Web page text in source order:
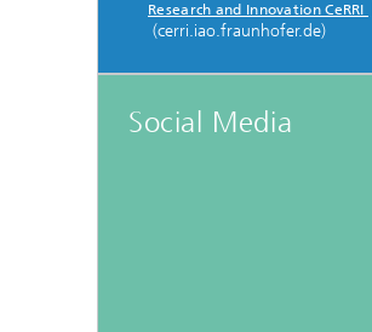
Research and Innovation CeRRI
(cerri.iao.fraunhofer.de)
Social Media